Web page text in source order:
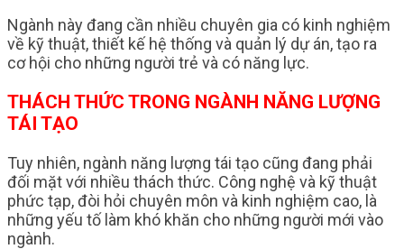
Ngành này đang cần nhiều chuyên gia có kinh nghiệm
về kỹ thuật, thiết kế hệ thống và quản lý dự án, tạo ra
cơ hội cho những người trẻ và có năng lực.
THÁCH THỨC TRONG NGÀNH NĂNG LƯỢNG
TÁI TẠO
Tuy nhiên, ngành năng lượng tái tạo cũng đang phải
đối mặt với nhiều thách thức. Công nghệ và kỹ thuật
phức tạp, đòi hỏi chuyên môn và kinh nghiệm cao, là
những yếu tố làm khó khăn cho những người mới vào
ngành.